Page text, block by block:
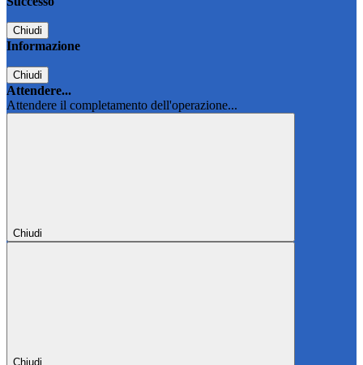
Chiudi
Informazione
Chiudi
Attendere...
Attendere il completamento dell'operazione...
Chiudi
Chiudi